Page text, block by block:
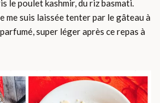
le poulet kashmir, du riz basmati.
me suis laissée tenter par le gâteau à
super léger après ce repas à